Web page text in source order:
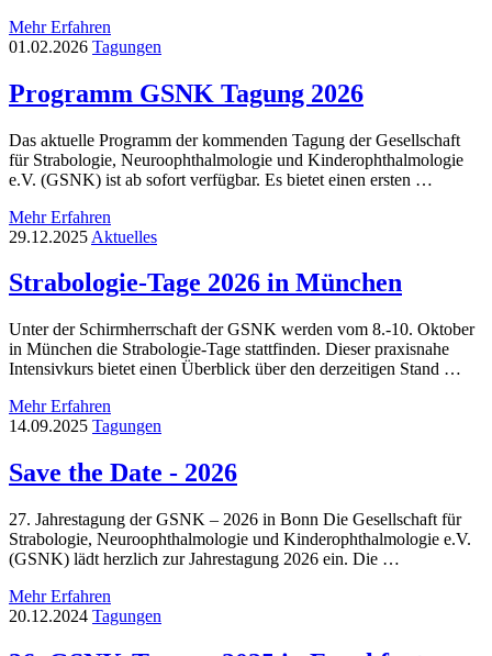
Mehr Erfahren
01.02.2026 Tagungen
Programm GSNK Tagung 2026
Das aktuelle Programm der kommenden Tagung der Gesellschaft
für Strabologie, Neuroophthalmologie und Kinderophthalmologie
e.V. (GSNK) ist ab sofort verfügbar. Es bietet einen ersten …
Mehr Erfahren
29.12.2025 Aktuelles
Strabologie-Tage 2026 in München
Unter der Schirmherrschaft der GSNK werden vom 8.-10. Oktober
in München die Strabologie-Tage stattfinden. Dieser praxisnahe
Intensivkurs bietet einen Überblick über den derzeitigen Stand …
Mehr Erfahren
14.09.2025 Tagungen
Save the Date - 2026
27. Jahrestagung der GSNK – 2026 in Bonn Die Gesellschaft für
Strabologie, Neuroophthalmologie und Kinderophthalmologie e.V.
(GSNK) lädt herzlich zur Jahrestagung 2026 ein. Die …
Mehr Erfahren
20.12.2024 Tagungen